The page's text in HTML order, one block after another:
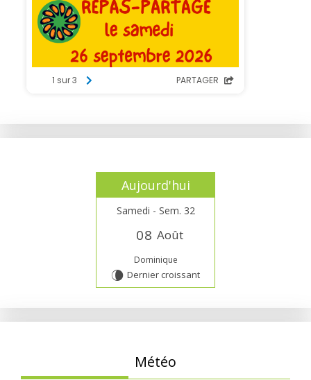
Aujourd'hui
Samedi - Sem. 32
08 Août
Dominique
V Dernier croissant
Météo